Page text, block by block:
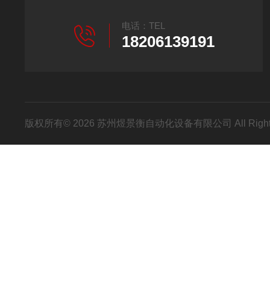
电话：TEL
18206139191
版权所有© 2026 苏州煜景衡自动化设备有限公司 All